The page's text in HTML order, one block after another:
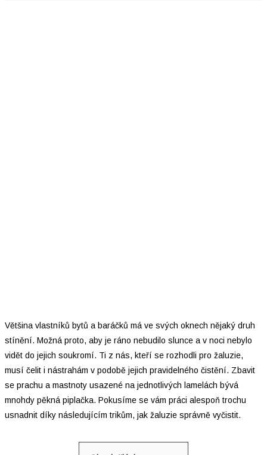
Většina vlastníků bytů a baráčků má ve svých oknech nějaký druh
stínění. Možná proto, aby je ráno nebudilo slunce a v noci nebylo
vidět do jejich soukromí. Ti z nás, kteří se rozhodli pro žaluzie,
musí čelit i nástrahám v podobě jejich pravidelného čistění. Zbavit
se prachu a mastnoty usazené na jednotlivých lamelách bývá
mnohdy pěkná piplačka. Pokusíme se vám práci alespoň trochu
usnadnit díky následujícím trikům, jak žaluzie správně vyčistit.